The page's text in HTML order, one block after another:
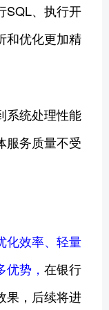
SQL、执行开
和优化更加精
系统处理性能
服务质量不受
化效率、轻量
势， 在银行
果，后续将进